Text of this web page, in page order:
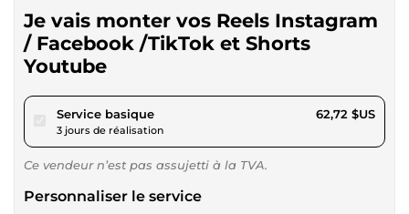
Je vais monter vos Reels Instagram
/ Facebook /TikTok et Shorts
Youtube
Service basiquepour 57,81 $US
3 jours de réalisation
62,72 $US
Ce vendeur n’est pas assujetti à la TVA.
Personnaliser le service